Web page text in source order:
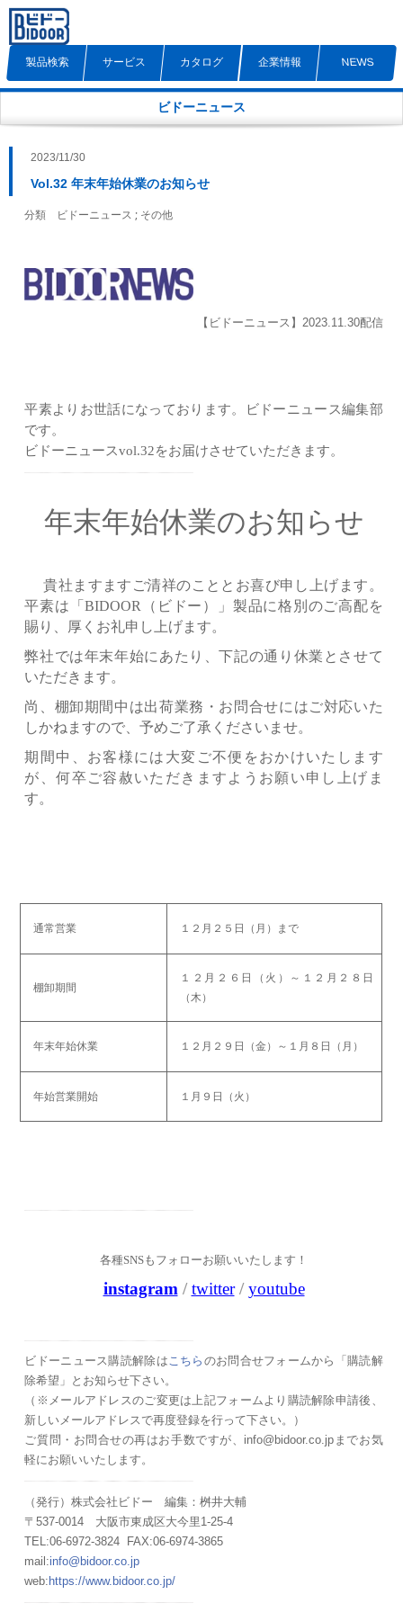
製品検索 サービス カタログ 企業情報 NEWS
ビドーニュース
2023/11/30
Vol.32 年末年始休業のお知らせ
分類 ビドーニュース ; その他
【ビドーニュース】2023.11.30配信
平素よりお世話になっております。ビドーニュース編集部
です。
ビドーニュースvol.32をお届けさせていただきます。
年末年始休業のお知らせ
貴社ますますご清祥のこととお喜び申し上げます。
平素は「BIDOOR（ビドー）」製品に格別のご高配を
賜り、厚くお礼申し上げます。
弊社では年末年始にあたり、下記の通り休業とさせて
いただきます。
尚、棚卸期間中は出荷業務・お問合せにはご対応いた
しかねますので、予めご了承くださいませ。
期間中、お客様には大変ご不便をおかけいたします
が、何卒ご容赦いただきますようお願い申し上げま
す。
通常営業 １２月２５日（月）まで
棚卸期間
１２月２６日（火）～１２月２８日
（木）
年末年始休業 １２月２９日（金）～１月８日（月）
年始営業開始 １月９日（火）
各種SNSもフォローお願いいたします！
instagram /twitter/youtube
ビドーニュース購読解除はこちら のお問合せフォームから「購読解
除希望」とお知らせ下さい。
（ ※メールアドレスのご変更は上記フォームより購読解除申請後、
新しいメールアドレスで再度登録を行って下さい。）
ご質問・お問合せの再はお手数ですが、info@bidoor.co.jpまでお気
軽にお願いいたします。
（発行）株式会社ビドー 編集：桝井大輔
〒537-0014 大阪市東成区大今里1-25-4
TEL:06-6972-3824 FAX:06-6974-3865
mail:info@bidoor.co.jp
web: https://www.bidoor.co.jp/